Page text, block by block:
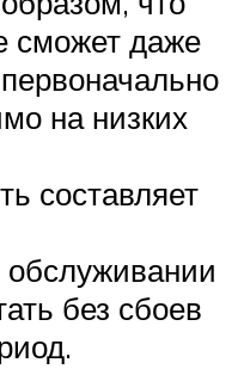
сможет даже
на низких
составляет
без сбоев